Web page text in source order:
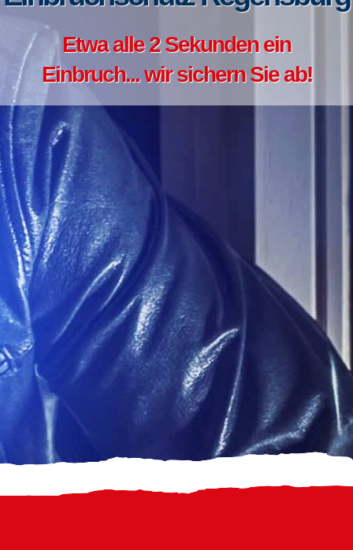
Etwa alle 2 Sekunden ein
Einbruch... wir sichern Sie ab!